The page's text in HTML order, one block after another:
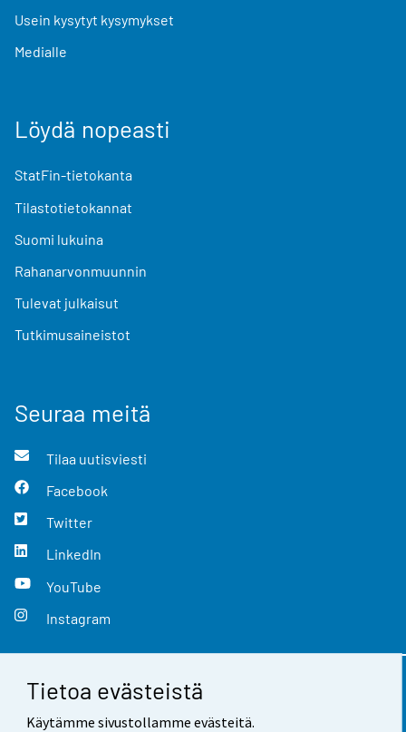
Tietoa evästeistä
Käytämme sivustollamme evästeitä.
Usein kysytyt kysymykset
Medialle
Löydä nopeasti
StatFin-tietokanta
Tilastotietokannat
Suomi lukuina
Rahanarvonmuunnin
Tulevat julkaisut
Tutkimusaineistot
Seuraa meitä
Tilaa uutisviesti
Facebook
Twitter
LinkedIn
YouTube
Instagram
Yhteystiedot